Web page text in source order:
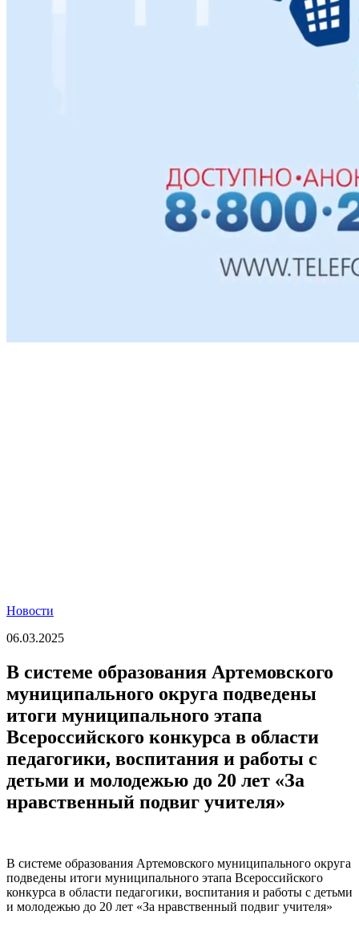
Новости
06.03.2025
В системе образования Артемовского
муниципального округа подведены
итоги муниципального этапа
Всероссийского конкурса в области
педагогики, воспитания и работы с
детьми и молодежью до 20 лет «За
нравственный подвиг учителя»
В системе образования Артемовского муниципального округа
подведены итоги муниципального этапа Всероссийского
конкурса в области педагогики, воспитания и работы с детьми
и молодежью до 20 лет «За нравственный подвиг учителя»